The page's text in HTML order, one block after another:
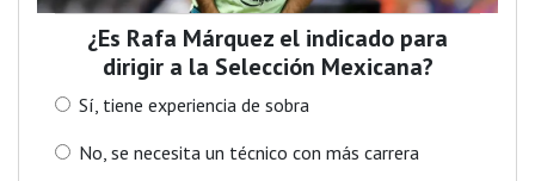
¿Es Rafa Márquez el indicado para
dirigir a la Selección Mexicana?
Sí, tiene experiencia de sobra
No, se necesita un técnico con más carrera